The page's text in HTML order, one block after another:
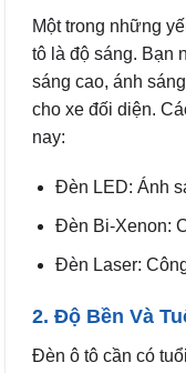
Một trong những
tô là độ sáng. Bạn
sáng cao, ánh
cho xe đối diện.
nay:
Đèn LED: Ánh
Đèn Bi-Xenon:
Đèn Laser:
2. Độ Bền Và
Đèn ô tô cần có